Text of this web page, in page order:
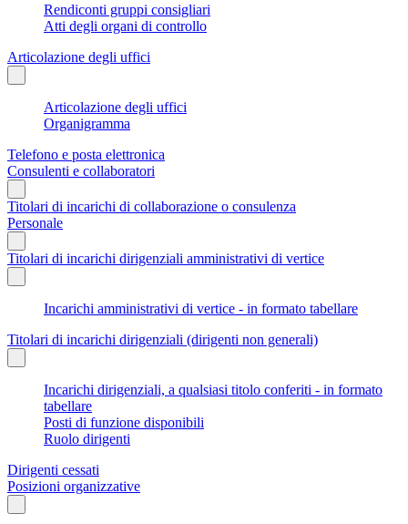
Rendiconti gruppi consigliari
Atti degli organi di controllo
Articolazione degli uffici
Articolazione degli uffici
Organigramma
Telefono e posta elettronica
Consulenti e collaboratori
Titolari di incarichi di collaborazione o consulenza
Personale
Titolari di incarichi dirigenziali amministrativi di vertice
Incarichi amministrativi di vertice - in formato tabellare
Titolari di incarichi dirigenziali (dirigenti non generali)
Incarichi dirigenziali, a qualsiasi titolo conferiti - in formato
tabellare
Posti di funzione disponibili
Ruolo dirigenti
Dirigenti cessati
Posizioni organizzative